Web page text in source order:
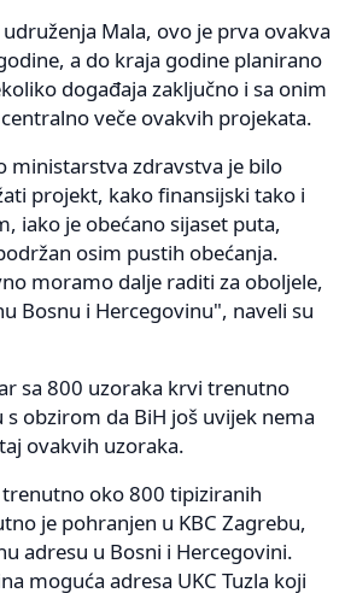
Mala, ovo je prva ovakva
a do kraja godine planirano
događaja zaključno i sa onim
veče ovakvih projekata.
ministarstva zdravstva je bilo
projekt, kako finansijski tako i
iako je obećano sijaset puta,
osim pustih obećanja.
moramo dalje raditi za oboljele,
Bosnu i Hercegovinu", naveli su
sa 800 uzoraka krvi trenutno
obzirom da BiH još uvijek nema
ovakvih uzoraka.
oko 800 tipiziranih
je pohranjen u KBC Zagrebu,
adresu u Bosni i Hercegovini.
moguća adresa UKC Tuzla koji